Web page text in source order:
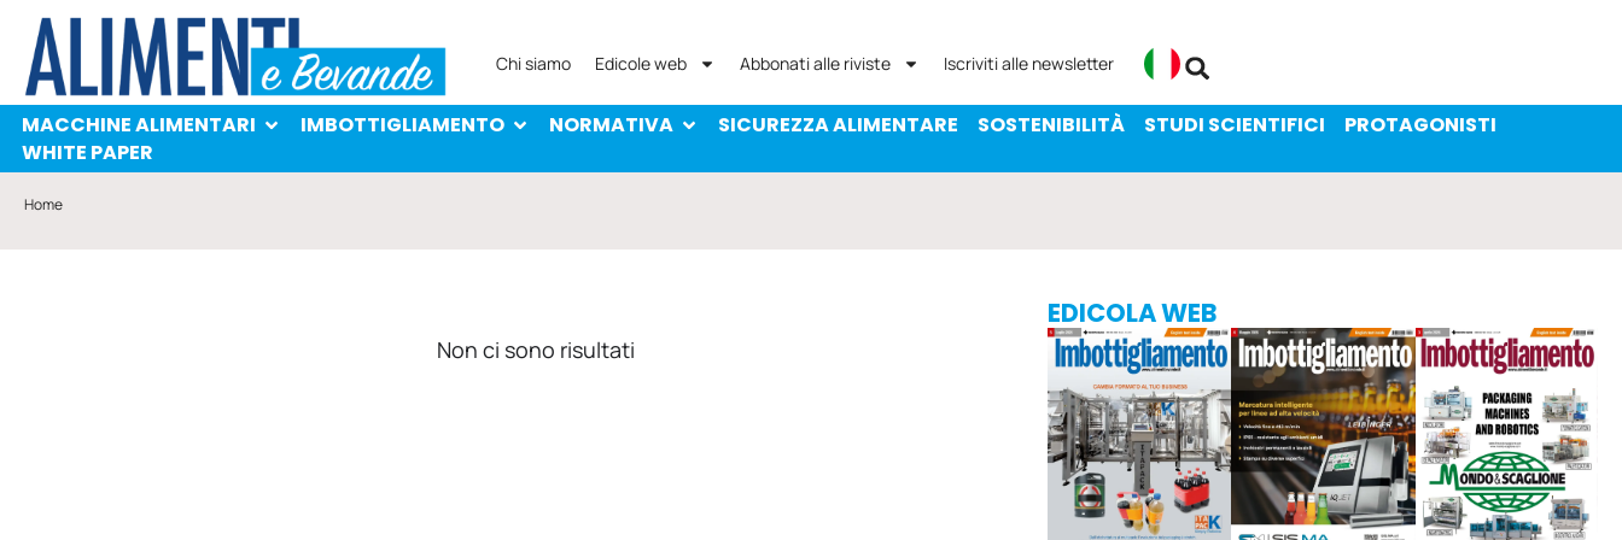
MACCHINE ALIMENTARI
PROTAGONISTI
WHITE PAPER
Chi siamo Edicole web Abbonati alle riviste Iscriviti alle newsletter
MACCHINE ALIMENTARI IMBOTTIGLIAMENTO NORMATIVA SICUREZZA ALIMENTARE SOSTENIBILITÀ STUDI SCIENTIFICI
PROTAGONISTI
WHITE PAPER
Home
Non ci sono risultati
EDICOLA WEB